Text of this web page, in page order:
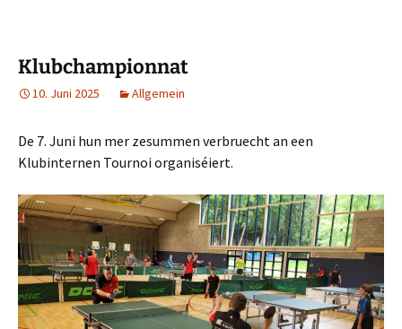
Klubchampionnat
10. Juni 2025 Allgemein
De 7. Juni hun mer zesummen verbruecht an een
Klubinternen Tournoi organiséiert.